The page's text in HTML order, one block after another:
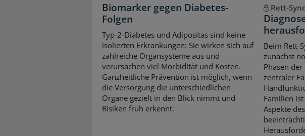
Biomarker gegen Diabetes-
Folgen
Typ-2-Diabetes und Adipositas sind keine
isolierten Erkrankungen: Sie wirken sich auf
zahlreiche Organsysteme aus und
verursachen viel Morbidität und Kosten.
Ganzheitliche Prävention ist möglich, wenn
die Versorgung die unterschiedlichen
Organe gezielt in den Blick nimmt und
Risiken früh erkennt.
Rett-
Beim Rett-
zunächst
Phasen
zentraler
Familien
Aspekte